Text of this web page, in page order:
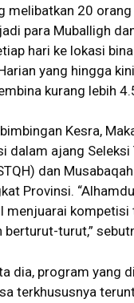
melibatkan 20
para Muballigh
hari ke lokasi
yang hingga
kurang lebih
Kesra,
dalam ajang Seleksi
dan
Provinsi.
menjuarai kompetisi
turut,”
dia, program yang
terkhususnya